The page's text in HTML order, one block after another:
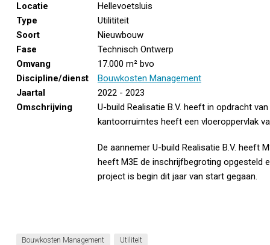
Locatie
Hellevoetsluis
Type
Utilititeit
Soort
Nieuwbouw
Fase
Technisch Ontwerp
Omvang
17.000 m² bvo
Discipline/dienst
Bouwkosten Management
Jaartal
2022 - 2023
Omschrijving
U-build Realisatie B.V. heeft in opdracht
kantoorruimtes heeft een vloeroppervlak
De aannemer U-build Realisatie B.V. heeft
heeft M3E de inschrijfbegroting opgesteld
project is begin dit jaar van start gegaan.
Bouwkosten Management Utiliteit